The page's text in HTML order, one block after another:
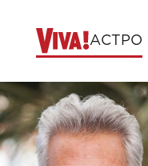
АСТРО